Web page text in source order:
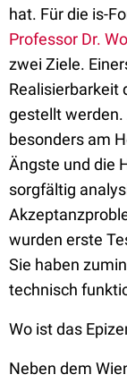
hat. Für die is-
Professor Dr.
zwei Ziele.
Realisierbarkeit
gestellt werden.
besonders am
Ängste und die
sorgfältig
wurden erste
Sie haben
technisch
Wo ist das
Neben dem